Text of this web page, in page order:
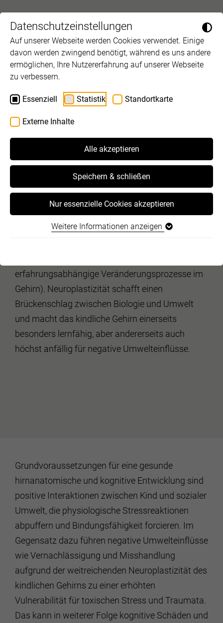
Datenschutzeinstellungen
Auf unserer Webseite werden Cookies verwendet. Einige
davon werden zwingend benötigt, während es uns andere
ermöglichen, Ihre Nutzererfahrung auf unserer Webseite
zu verbessern.
Essenziell Statistik Standortkarte
Externe Inhalte
Alle akzeptieren
Speichern & schließen
Nur essenzielle Cookies akzeptieren
Weitere Informationen anzeigen
BASIS-Workshop: Das
soziale Gehirn
19.11.2026
Anmeldung zur Veranstaltung
Die Gehirnentwicklung eines Babies ist nach der
Geburt in weiten Teilen noch nicht
abgeschlossen. Sie erfolgt ganz besonders in den
erfahrungsabhängige Veränderungsprozesse im
Gehirn). Neuroplastizität schafft einen
Brückenschlag zwischen Biologie und Umwelt
und macht das kindliche Gehirn einerseits
besonders lernfähig, aber andererseits auch
höchst anfällig für negative Umwelteinflüsse.
Grund­voraussetzungen für eine gesunde
hirnanatomische und kognitive Entwicklung sind
positive Interaktionen zwischen Kind und sozialer
Umwelt, die physiologische Stressreaktionen
abpuffern und Bindungsfähigkeit forcieren. Im
Gegensatz dazu führen negative Umwelteinflüsse
wie Vernachlässigung und Misshandlung
aufgrund der weitreichenden Neuroplastizität des
kindlichen Gehirns zu einer erhöhten
Vulnerabilität für toxischen Stress und Traumata.
Das kann in weiterer Folge kognitive Schäden und